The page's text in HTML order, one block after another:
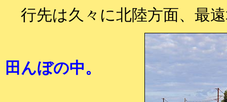
行先は久々に北陸方面、最
田んぼの中。